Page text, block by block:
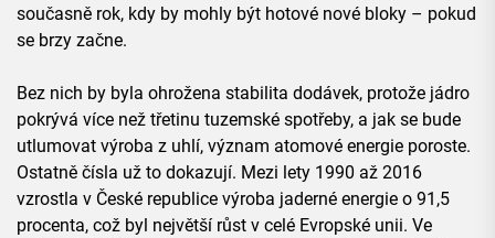
současně rok, kdy by mohly být hotové nové bloky – pokud
se brzy začne.
Bez nich by byla ohrožena stabilita dodávek, protože jádro
pokrývá více než třetinu tuzemské spotřeby, a jak se bude
utlumovat výroba z uhlí, význam atomové energie poroste.
Ostatně čísla už to dokazují. Mezi lety 1990 až 2016
vzrostla v České republice výroba jaderné energie o 91,5
procenta, což byl největší růst v celé Evropské unii. Ve